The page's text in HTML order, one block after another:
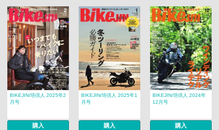
BIKEJIN/培倶人 2025年2
月号
購入
BIKEJIN/培倶人 2025年1
月号
購入
BIKEJIN/培倶人 2024年
12月号
購入